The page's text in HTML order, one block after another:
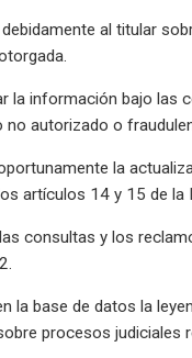
al titular
la información bajo las
no autorizado o
la
artículos 14 y 15 de la
consultas y los
la base de datos la
procesos judiciales